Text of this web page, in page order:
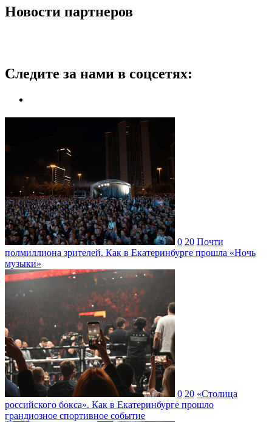
Новости партнеров
Следите за нами в соцсетях:
0 20 Почти
полмиллиона зрителей. Как в Екатеринбурге прошла «Ночь
музыки»
0 20 «Столица
российского бокса». Как в Екатеринбурге прошло
грандиозное спортивное событие